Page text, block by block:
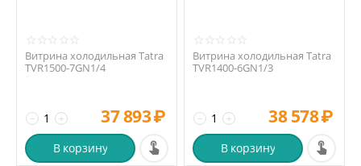
Витрина холодильная Tatra
TVR1500-7GN1/4
+
− 37 893₽
В корзину
Витрина холодильная Tatra
TVR1400-6GN1/3
+
− 38 578₽
В корзину